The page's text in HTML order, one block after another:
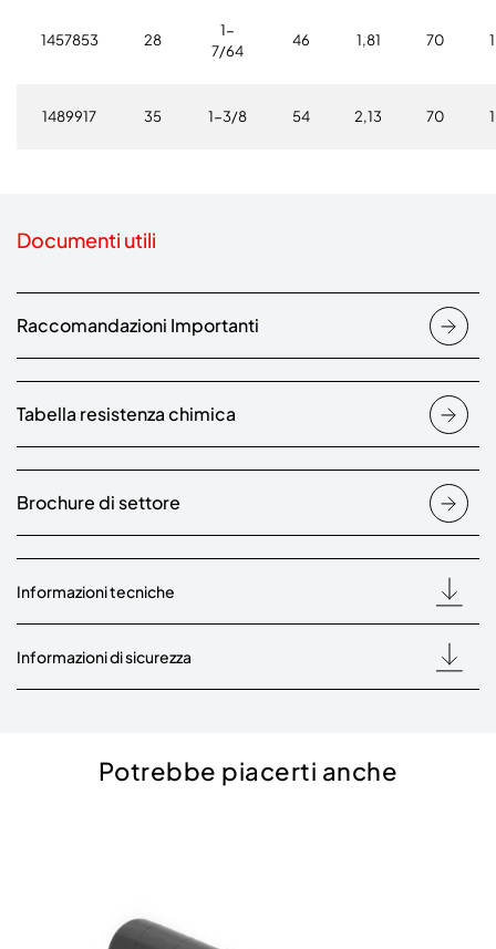
1457853 28
1-
7/64
46 1,81 70
1489917 35 1-3/8 54 2,13 70
Documenti utili
Raccomandazioni Importanti
Tabella resistenza chimica
Brochure di settore
Informazioni tecniche
Informazioni di sicurezza
Potrebbe piacerti anche